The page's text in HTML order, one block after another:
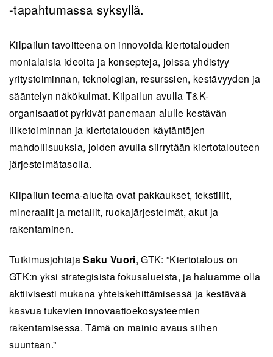
-tapahtumassa syksyllä.
Kilpailun tavoitteena on innovoida kiertotalouden
monialaisia ideoita ja konsepteja, joissa yhdistyy
yritystoiminnan, teknologian, resurssien, kestävyyden ja
sääntelyn näkökulmat. Kilpailun avulla T&K-
organisaatiot pyrkivät panemaan alulle kestävän
liiketoiminnan ja kiertotalouden käytäntöjen
mahdollisuuksia, joiden avulla siirrytään kiertotalouteen
järjestelmätasolla.
Kilpailun teema-alueita ovat pakkaukset, tekstiilit,
mineraalit ja metallit, ruokajärjestelmät, akut ja
rakentaminen.
TutkimusjohtajaSaku Vuori, GTK: ”Kiertotalous on
GTK:n yksi strategisista fokusalueista, ja haluamme olla
aktiivisesti mukana yhteiskehittämisessä ja kestävää
kasvua tukevien innovaatioekosysteemien
rakentamisessa. Tämä on mainio avaus siihen
suuntaan.”